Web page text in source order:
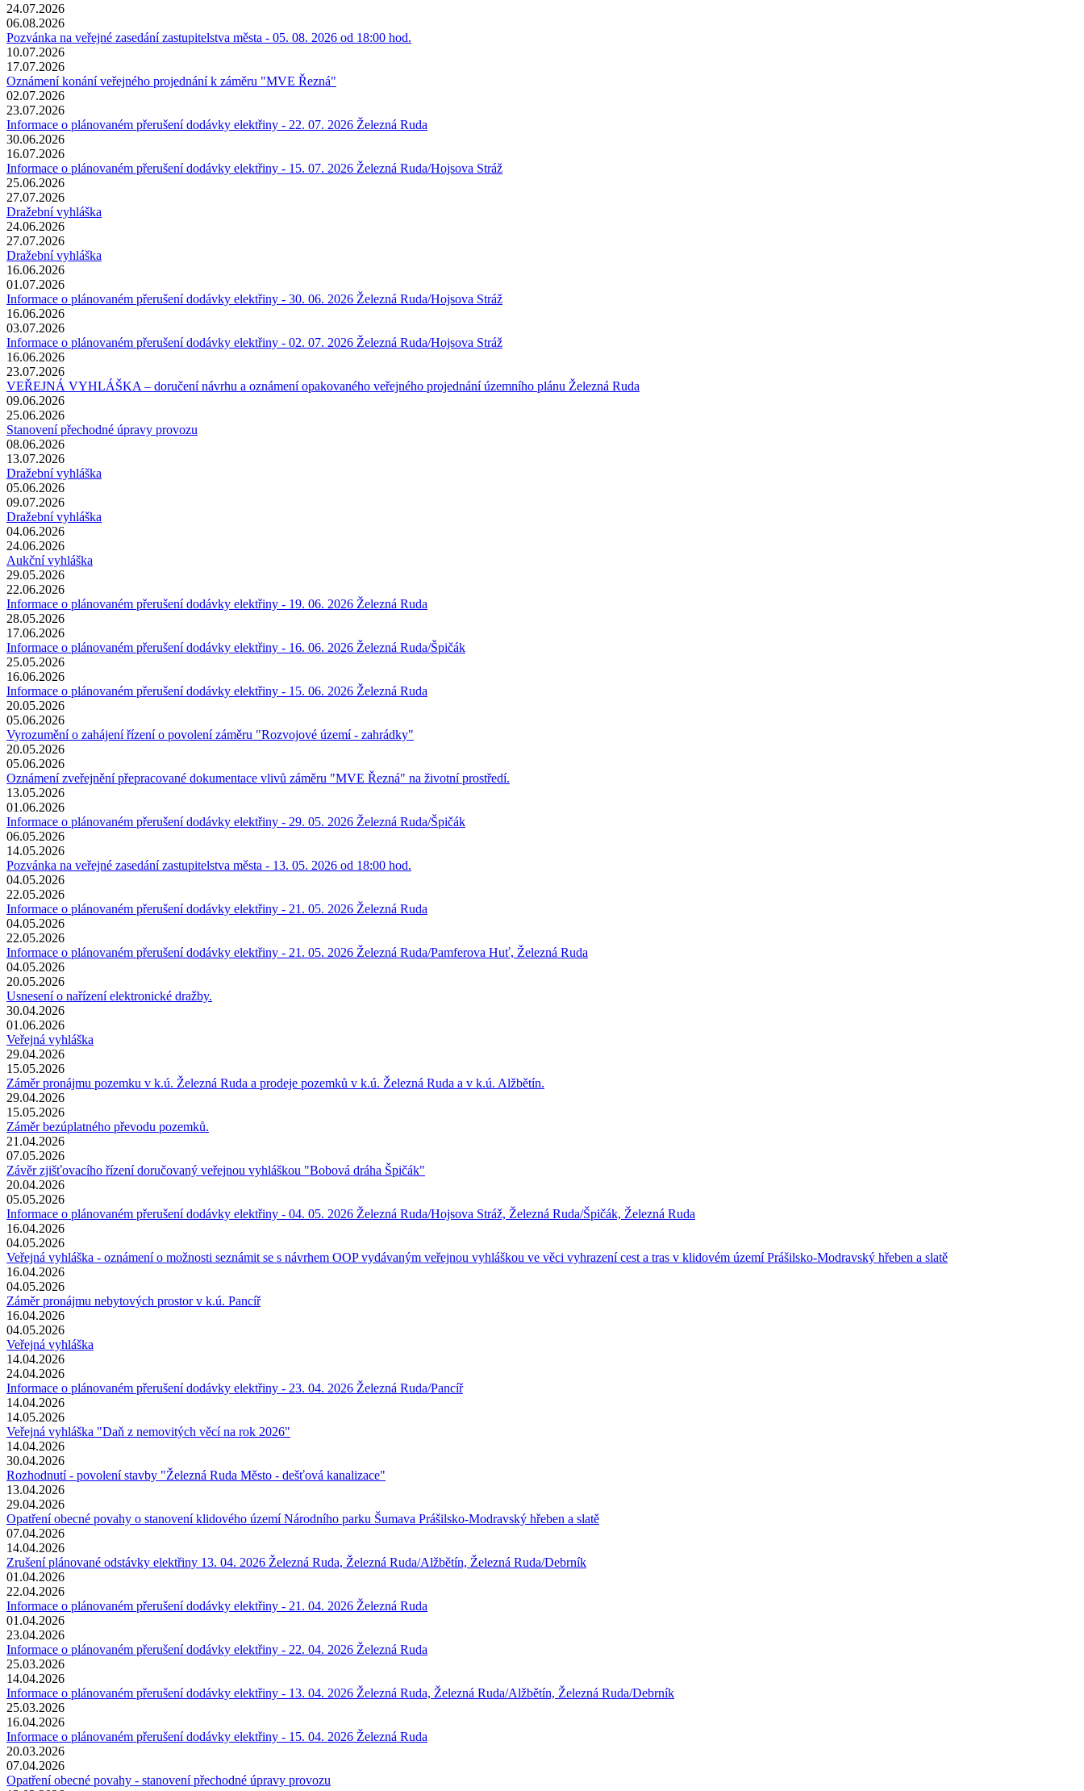
24.07.2026
06.08.2026
Pozvánka na veřejné zasedání zastupitelstva města - 05. 08. 2026 od 18:00 hod.
10.07.2026
17.07.2026
Oznámení konání veřejného projednání k záměru "MVE Řezná"
02.07.2026
23.07.2026
Informace o plánovaném přerušení dodávky elektřiny - 22. 07. 2026 Železná Ruda
30.06.2026
16.07.2026
Informace o plánovaném přerušení dodávky elektřiny - 15. 07. 2026 Železná Ruda/Hojsova Stráž
25.06.2026
27.07.2026
Dražební vyhláška
24.06.2026
27.07.2026
Dražební vyhláška
16.06.2026
01.07.2026
Informace o plánovaném přerušení dodávky elektřiny - 30. 06. 2026 Železná Ruda/Hojsova Stráž
16.06.2026
03.07.2026
Informace o plánovaném přerušení dodávky elektřiny - 02. 07. 2026 Železná Ruda/Hojsova Stráž
16.06.2026
23.07.2026
VEŘEJNÁ VYHLÁŠKA – doručení návrhu a oznámení opakovaného veřejného projednání územního plánu Železná Ruda
09.06.2026
25.06.2026
Stanovení přechodné úpravy provozu
08.06.2026
13.07.2026
Dražební vyhláška
05.06.2026
09.07.2026
Dražební vyhláška
04.06.2026
24.06.2026
Aukční vyhláška
29.05.2026
22.06.2026
Informace o plánovaném přerušení dodávky elektřiny - 19. 06. 2026 Železná Ruda
28.05.2026
17.06.2026
Informace o plánovaném přerušení dodávky elektřiny - 16. 06. 2026 Železná Ruda/Špičák
25.05.2026
16.06.2026
Informace o plánovaném přerušení dodávky elektřiny - 15. 06. 2026 Železná Ruda
20.05.2026
05.06.2026
Vyrozumění o zahájení řízení o povolení záměru "Rozvojové území - zahrádky"
20.05.2026
05.06.2026
Oznámení zveřejnění přepracované dokumentace vlivů záměru "MVE Řezná" na životní prostředí.
13.05.2026
01.06.2026
Informace o plánovaném přerušení dodávky elektřiny - 29. 05. 2026 Železná Ruda/Špičák
06.05.2026
14.05.2026
Pozvánka na veřejné zasedání zastupitelstva města - 13. 05. 2026 od 18:00 hod.
04.05.2026
22.05.2026
Informace o plánovaném přerušení dodávky elektřiny - 21. 05. 2026 Železná Ruda
04.05.2026
22.05.2026
Informace o plánovaném přerušení dodávky elektřiny - 21. 05. 2026 Železná Ruda/Pamferova Huť, Železná Ruda
04.05.2026
20.05.2026
Usnesení o nařízení elektronické dražby.
30.04.2026
01.06.2026
Veřejná vyhláška
29.04.2026
15.05.2026
Záměr pronájmu pozemku v k.ú. Železná Ruda a prodeje pozemků v k.ú. Železná Ruda a v k.ú. Alžbětín.
29.04.2026
15.05.2026
Záměr bezúplatného převodu pozemků.
21.04.2026
07.05.2026
Závěr zjišťovacího řízení doručovaný veřejnou vyhláškou "Bobová dráha Špičák"
20.04.2026
05.05.2026
Informace o plánovaném přerušení dodávky elektřiny - 04. 05. 2026 Železná Ruda/Hojsova Stráž, Železná Ruda/Špičák, Železná Ruda
16.04.2026
04.05.2026
Veřejná vyhláška - oznámení o možnosti seznámit se s návrhem OOP vydávaným veřejnou vyhláškou ve věci vyhrazení cest a tras v klidovém území Prášilsko-Modravský hřeben a slatě
16.04.2026
04.05.2026
Záměr pronájmu nebytových prostor v k.ú. Pancíř
16.04.2026
04.05.2026
Veřejná vyhláška
14.04.2026
24.04.2026
Informace o plánovaném přerušení dodávky elektřiny - 23. 04. 2026 Železná Ruda/Pancíř
14.04.2026
14.05.2026
Veřejná vyhláška "Daň z nemovitých věcí na rok 2026"
14.04.2026
30.04.2026
Rozhodnutí - povolení stavby "Železná Ruda Město - dešťová kanalizace"
13.04.2026
29.04.2026
Opatření obecné povahy o stanovení klidového území Národního parku Šumava Prášilsko-Modravský hřeben a slatě
07.04.2026
14.04.2026
Zrušení plánované odstávky elektřiny 13. 04. 2026 Železná Ruda, Železná Ruda/Alžbětín, Železná Ruda/Debrník
01.04.2026
22.04.2026
Informace o plánovaném přerušení dodávky elektřiny - 21. 04. 2026 Železná Ruda
01.04.2026
23.04.2026
Informace o plánovaném přerušení dodávky elektřiny - 22. 04. 2026 Železná Ruda
25.03.2026
14.04.2026
Informace o plánovaném přerušení dodávky elektřiny - 13. 04. 2026 Železná Ruda, Železná Ruda/Alžbětín, Železná Ruda/Debrník
25.03.2026
16.04.2026
Informace o plánovaném přerušení dodávky elektřiny - 15. 04. 2026 Železná Ruda
20.03.2026
07.04.2026
Opatření obecné povahy - stanovení přechodné úpravy provozu